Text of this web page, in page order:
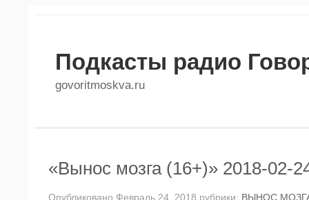
Подкасты радио
govoritmoskva.ru
«Вынос мозга (16+)» 2018-02-
Опубликовано Февраль 24, 2018 рубрики: ВЫНОС